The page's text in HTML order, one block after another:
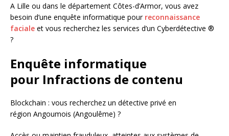
A Lille ou dans le département Côtes-d’Armor, vous avez
besoin d’une enquête informatique pour reconnaissance
faciale et vous recherchez les services d’un Cyberdétective ®
?
Enquête informatique
pour Infractions de contenu
Blockchain : vous recherchez un détective privé en
région Angoumois (Angoulême) ?